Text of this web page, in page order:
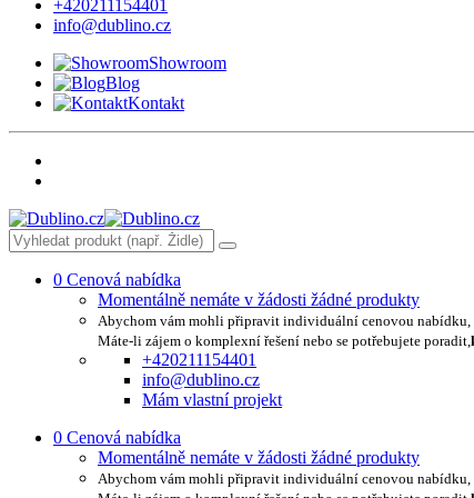
+420211154401
info@dublino.cz
Showroom
Blog
Kontakt
0 Cenová nabídka
Momentálně nemáte v žádosti žádné produkty
Abychom vám mohli připravit individuální cenovou nabídku,
Máte-li zájem o komplexní řešení nebo se potřebujete poradit,
+420211154401
info@dublino.cz
Mám vlastní projekt
0 Cenová nabídka
Momentálně nemáte v žádosti žádné produkty
Abychom vám mohli připravit individuální cenovou nabídku,